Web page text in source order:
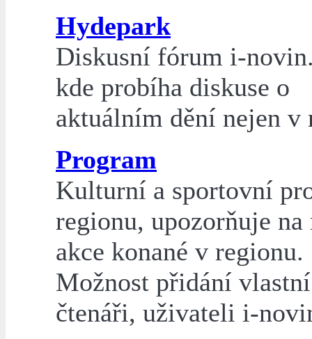
Hydepark
Diskusní fórum i-
kde probíha diskuse o
aktuálním dění nejen v
Program
Kulturní a sportovní
regionu, upozorňuje
akce konané v regionu.
Možnost přidání
čtenáři, uživateli i-